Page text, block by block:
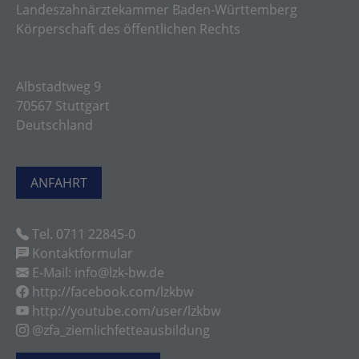
Landeszahnärztekammer Baden-Württemberg
Körperschaft des öffentlichen Rechts
Albstadtweg 9
70567 Stuttgart
Deutschland
ANFAHRT
Tel. 0711 22845-0
Kontaktformular
E-Mail: info@lzk-bw.de
http://facebook.com/lzkbw
http://youtube.com/user/lzkbw
@zfa_ziemlichfetteausbildung